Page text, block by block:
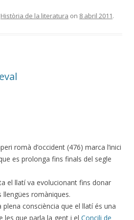
Història de la literatura on 8 abril 2011.
romà d’occident (476) marca l’inici
es prolonga fins finals del segle
el llatí va evolucionant fins donar
romàniques.
plena consciència que el llatí és una
les que parla la gent i el Concili de